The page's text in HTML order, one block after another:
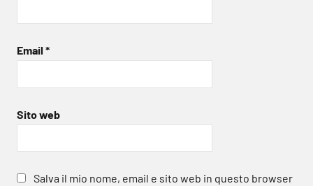
Email *
Sito web
Salva il mio nome, email e sito web in questo browser